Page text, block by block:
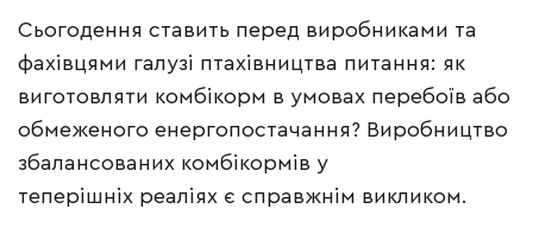
Сьогодення ставить перед виробниками та
фахівцями галузі птахівництва питання: як
виготовляти комбікорм в умовах перебоїв або
обмеженого енергопостачання? Виробництво
збалансованих комбікормів у
теперішніх реаліях є справжнім викликом.